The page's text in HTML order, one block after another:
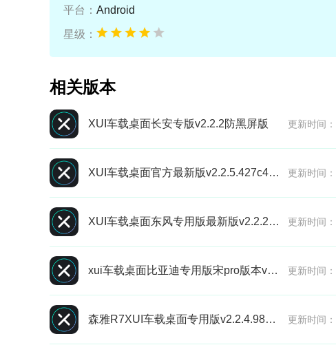
平台： Android
星级：
相关版本
XUI车载桌面长安专版v2.2.2防黑屏版 更新时间：
XUI车载桌面官方最新版v2.2.5.427c49ac 更新时间：
XUI车载桌面东风专用版最新版v2.2.2.0免费版 更新时间：
xui车载桌面比亚迪专用版宋pro版本v2.2.2 更新时间：
森雅R7XUI车载桌面专用版v2.2.4.987专用版 更新时间：